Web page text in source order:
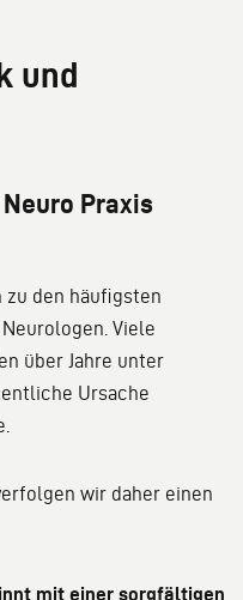
und
Praxis
zu den häufigsten
Viele
über Jahre unter
Ursache
wir daher einen
mit einer sorgfältigen